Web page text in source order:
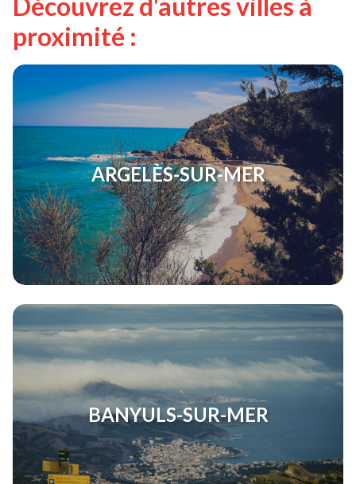
proximité :
ARGELÈS-SUR-MER
BANYULS-SUR-MER